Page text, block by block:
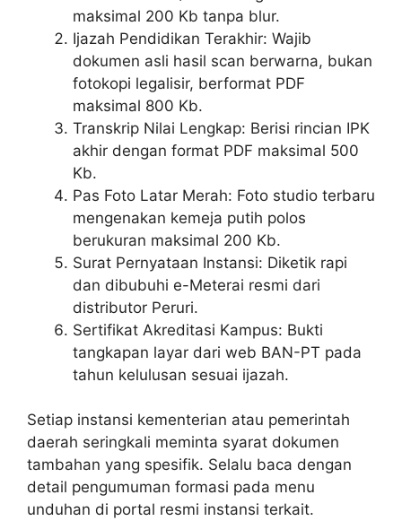
maksimal 200 Kb tanpa blur.
Ijazah Pendidikan Terakhir: Wajib
dokumen asli hasil scan berwarna, bukan
fotokopi legalisir, berformat PDF
maksimal 800 Kb.
Transkrip Nilai Lengkap: Berisi rincian IPK
akhir dengan format PDF maksimal 500
Kb.
Pas Foto Latar Merah: Foto studio terbaru
mengenakan kemeja putih polos
berukuran maksimal 200 Kb.
Surat Pernyataan Instansi: Diketik rapi
dan dibubuhi e-Meterai resmi dari
distributor Peruri.
Sertifikat Akreditasi Kampus: Bukti
tangkapan layar dari web BAN-PT pada
tahun kelulusan sesuai ijazah.
Setiap instansi kementerian atau pemerintah
daerah seringkali meminta syarat dokumen
tambahan yang spesifik. Selalu baca dengan
detail pengumuman formasi pada menu
unduhan di portal resmi instansi terkait.